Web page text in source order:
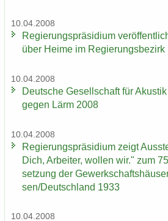
10.04.2008
Re­gie­rungs­prä­si­di­um
über Heime im Re­gie­rungs­be­zirk
10.04.2008
Deut­sche Ge­sell­schaft für Akus­tik
gegen Lärm 2008
10.04.2008
Re­gie­rungs­prä­si­di­um zeigt
Dich, Ar­bei­ter, wol­len wir." zum
set­zung der
sen/Deutsch­land 1933
10.04.2008